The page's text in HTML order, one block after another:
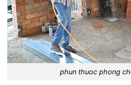
phun thuoc phong